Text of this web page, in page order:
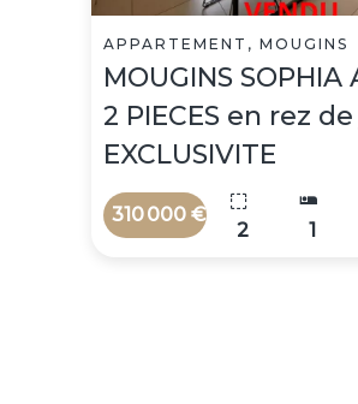
APPARTEMENT, MOUGINS
MOUGINS SOPHIA
2 PIECES en rez
EXCLUSIVITE
310 000 €
2 1